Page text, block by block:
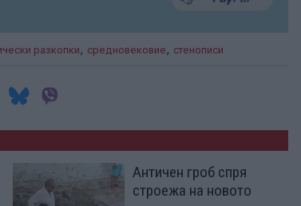
разкопки , средновековие , стенописи
Античен гроб спря
строежа на новото